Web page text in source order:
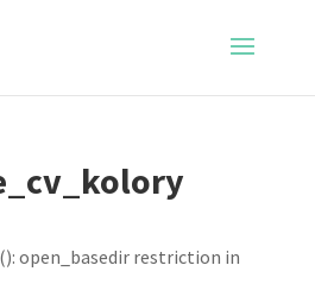
open_basedir restriction in